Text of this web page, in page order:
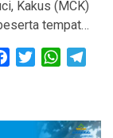
Kakus (MCK)
tempat…
FacebookTwitter